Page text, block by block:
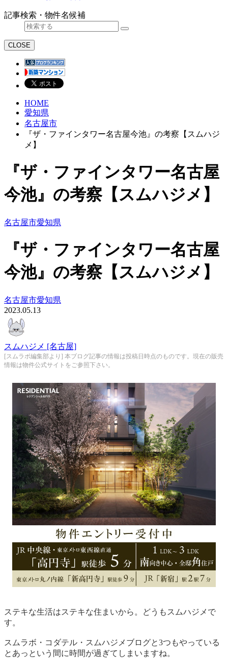
記事検索・物件名候補
CLOSE
HOME
愛知県
名古屋市
『ザ・ファインタワー名古屋今池』の考察【スムハジ
メ】
『ザ・ファインタワー名古屋
今池』の考察【スムハジメ】
名古屋市愛知県
『ザ・ファインタワー名古屋
今池』の考察【スムハジメ】
名古屋市愛知県
2023.05.13
スムハジメ [名古屋]
[スムラボ編集部より] 本ブログ記事の情報は投稿日時点のものです。現在の販売
情報は物件公式サイトをご参照下さい。
ステキな生活はステキな住まいから。どうもスムハジメで
す。
スムラボ・コダテル・スムハジメブログと3つもやっている
とあっという間に時間が過ぎてしまいますね。